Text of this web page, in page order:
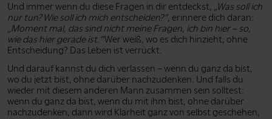
Und immer wenn du diese Fragen in dir entdeckst,
„Was soll ich
nur tun? Wie soll ich mich entscheiden?”, erinnere dich daran:
„Moment mal, das sind nicht meine Fragen, ich bin hier – so,
wie das hier gerade ist.”Wer weiß, wo es dich hinzieht, ohne
Entscheidung? Das Leben ist verrückt.
Und darauf kannst du dich verlassen – wenn du ganz da bist,
wo du jetzt bist, ohne darüber nachzudenken. Und falls du
wieder mit diesem anderen Mann zusammen sein solltest:
wenn du ganz da bist, wenn du mit ihm bist, ohne darüber
nachzudenken, dann wird Klarheit ganz von selbst geschehen,